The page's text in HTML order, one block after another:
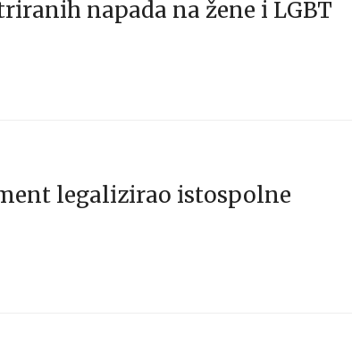
napada na žene i LGBT
legalizirao istospolne